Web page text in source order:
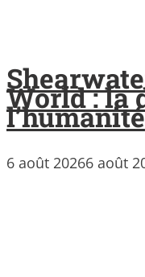
World : la
l’humanité
6 août 20266 août